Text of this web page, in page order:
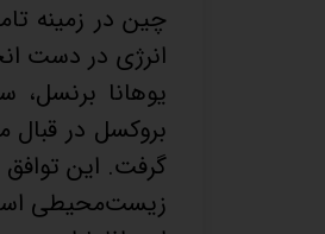
چین در زمینه
انرژی در دست
یوهانا
بروکسل در
گرفت. این
زیست‌محیطی